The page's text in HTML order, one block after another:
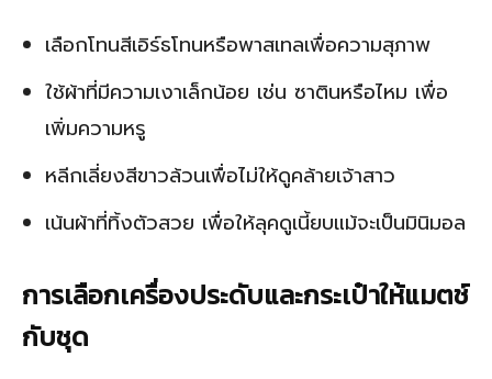
เลือกโทนสีเอิร์ธโทนหรือพาสเทลเพื่อความสุภาพ
ใช้ผ้าที่มีความเงาเล็กน้อย เช่น ซาตินหรือไหม เพื่อ
เพิ่มความหรู
หลีกเลี่ยงสีขาวล้วนเพื่อไม่ให้ดูคล้ายเจ้าสาว
เน้นผ้าที่ทิ้งตัวสวย เพื่อให้ลุคดูเนี้ยบแม้จะเป็นมินิมอล
การเลือกเครื่องประดับและกระเป๋าให้แมตช์
กับชุด